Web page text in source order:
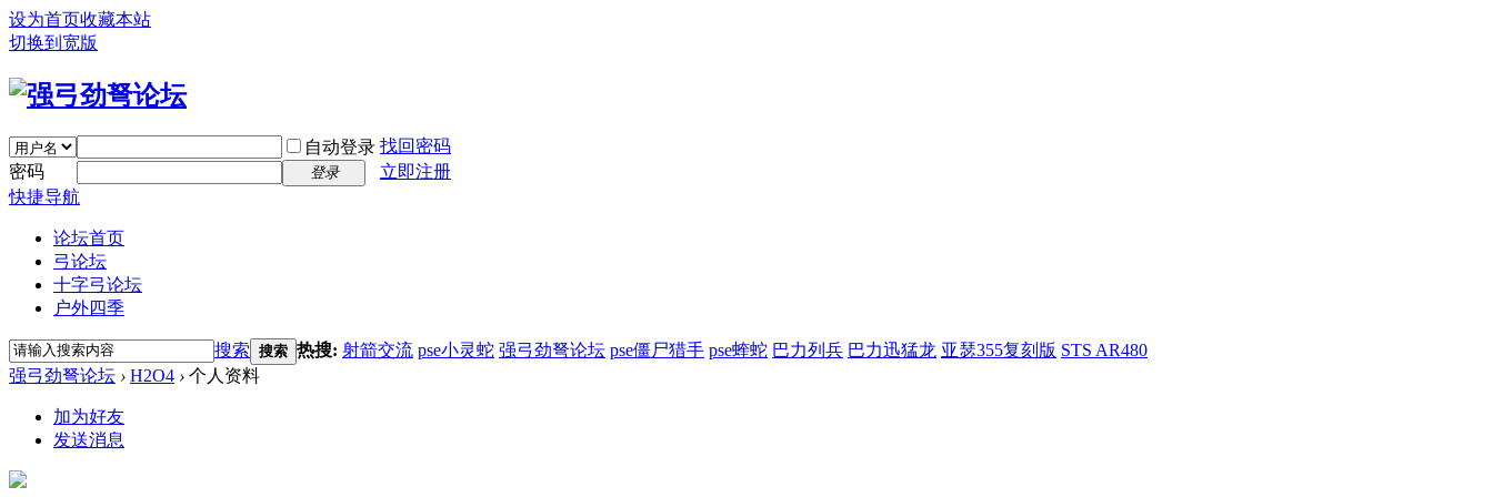
设为首页收藏本站
切换到宽版
自动登录 找回密码
密码
登录
立即注册
快捷导航
论坛首页
弓论坛
十字弓论坛
户外四季
搜索 搜索 热搜: 射箭交流 pse小灵蛇 强弓劲弩论坛 pse僵尸猎手 pse蝰蛇 巴力列兵 巴力迅猛龙 亚瑟355复刻版 STS AR480
强弓劲弩论坛 › H2O4 › 个人资料
加为好友
发送消息